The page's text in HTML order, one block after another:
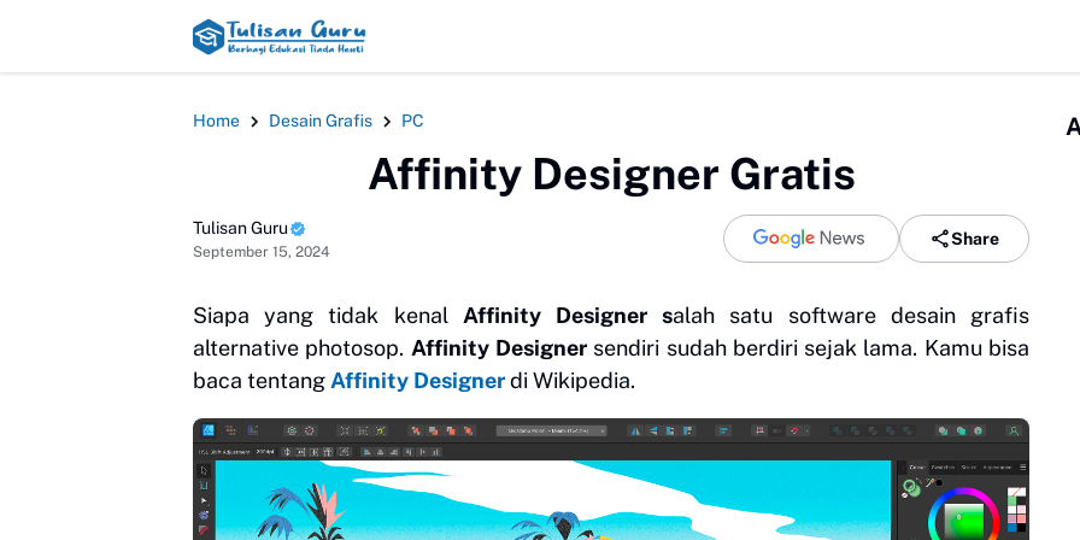
HEADLINE
Home Desain Grafis PC
Affinity Designer Gratis
Tulisan Guru
September 15, 2024
Share
Siapa yang tidak kenal Affinity Designer salah satu software desain grafis
alternative photosop. Affinity Designersendiri sudah berdiri sejak lama. Kamu bisa
baca tentang Affinity Designerdi Wikipedia.